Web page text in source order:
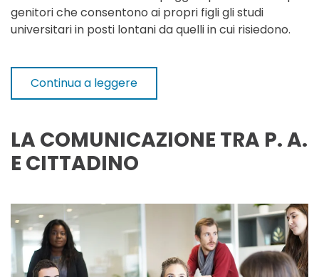
genitori che consentono ai propri figli gli studi
universitari in posti lontani da quelli in cui risiedono.
Continua a leggere
LA COMUNICAZIONE TRA P. A.
E CITTADINO